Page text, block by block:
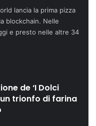
lancia la prima pizza
blockchain. Nelle
e presto nelle altre 34
de ‘I Dolci
un trionfo di farina